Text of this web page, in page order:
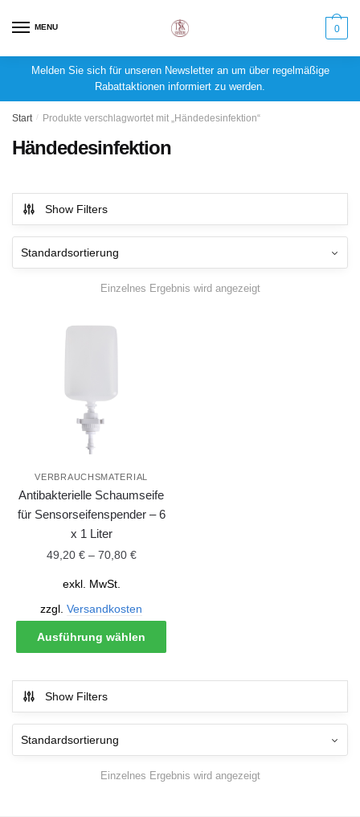
MENU 0
Melden Sie sich für unseren Newsletter an um über regelmäßige
Rabattaktionen informiert zu werden.
Start / Produkte verschlagwortet mit „Händedesinfektion“
Händedesinfektion
Show Filters
Einzelnes Ergebnis wird angezeigt
VERBRAUCHSMATERIAL
Antibakterielle Schaumseife
für Sensorseifenspender – 6
x 1 Liter
49,20 €– 70,80 €
exkl. MwSt.
zzgl.Versandkosten
Ausführung wählen
Show Filters
Einzelnes Ergebnis wird angezeigt